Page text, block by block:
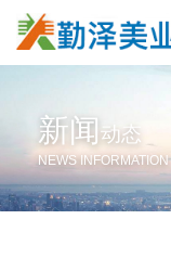
新闻动态
NEWS INFORMATION